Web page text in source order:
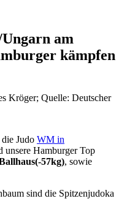
am
kämpfen
Kröger; Quelle: Deutscher
Judo WM in
unsere Hamburger Top
57kg), sowie
sind die Spitzenjudoka